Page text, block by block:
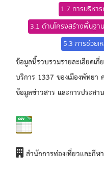
1.7 การบริหา
3.1 ด้านโครงสร้างพื้นฐา
5.3 การช่วยเ
ข้อมูลนี้รวบรวมรายละเอียดเ
บริการ 1337 ของเมืองพัทยา
ข้อมูลข่าวสาร และการประสา
สำนักการท่องเที่ยวและกีฬา